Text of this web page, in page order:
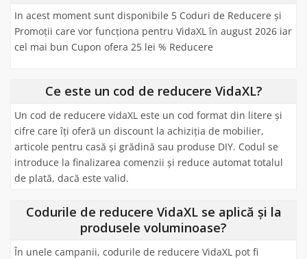
In acest moment sunt disponibile 5 Coduri de Reducere și
Promoții care vor funcționa pentru VidaXL în august 2026 iar
cel mai bun Cupon ofera 25 lei % Reducere
Ce este un cod de reducere VidaXL?
Un cod de reducere vidaXL este un cod format din litere și
cifre care îți oferă un discount la achiziția de mobilier,
articole pentru casă și grădină sau produse DIY. Codul se
introduce la finalizarea comenzii și reduce automat totalul
de plată, dacă este valid.
Codurile de reducere VidaXL se aplică și la
produsele voluminoase?
În unele campanii, codurile de reducere VidaXL pot fi